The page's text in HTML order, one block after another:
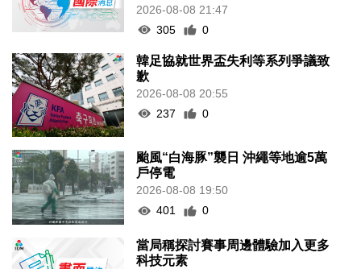
2026-08-08 21:47
305
0
韓足協就世界盃失利等系列爭議致
歉
2026-08-08 20:55
237
0
颱風“白海豚”襲日 沖繩等地逾5萬
戶停電
2026-08-08 19:50
401
0
當局稱探討賽事周邊體驗加入更多
科技元素